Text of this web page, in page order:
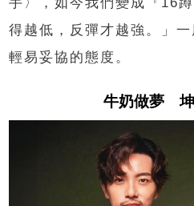
得越低，反彈才越強。」
輕易妥協的態度。
牛奶做夢